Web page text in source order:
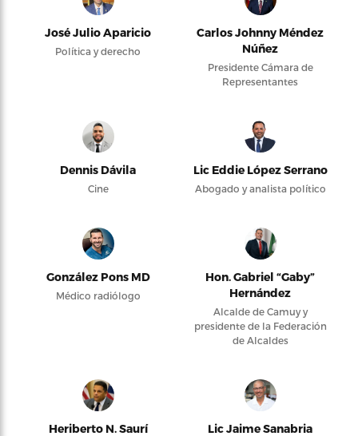
José Julio Aparicio
Política y derecho
Carlos Johnny Méndez
Núñez
Presidente Cámara de
Representantes
Dennis Dávila
Cine
Lic Eddie López Serrano
Abogado y analista político
González Pons MD
Médico radiólogo
Hon. Gabriel “Gaby”
Hernández
Alcalde de Camuy y
presidente de la Federación
de Alcaldes
Heriberto N. Saurí Lic Jaime Sanabria